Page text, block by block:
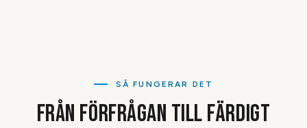
SÅ FUNGERAR DET
FRÅN FÖRFRÅGAN TILL FÄRDIGT